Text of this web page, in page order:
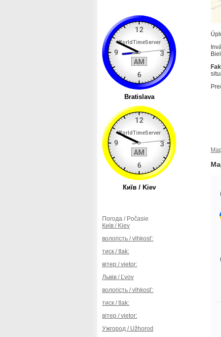
Погода / Počasie
Київ / Kiev
вологість / vlhkosť:
тиск / tlak:
вітер / vietor:
Львів / Ľvov
вологість / vlhkosť:
тиск / tlak:
вітер / vietor:
Ужгород / Užhorod